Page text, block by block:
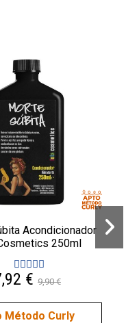
Acondicionador
250ml
€ 9,90 €
Método Curly